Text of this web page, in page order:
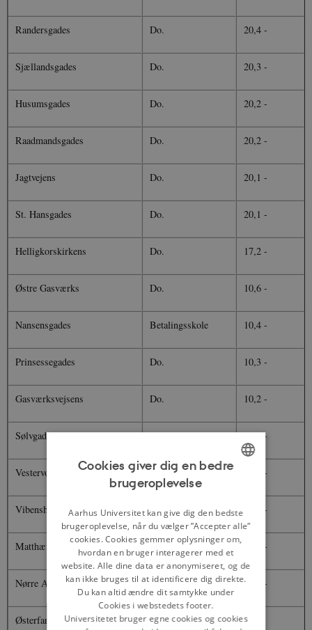
Randersgades Do. 20,4 -
Sjællandsgades Do. 20,3 -
Husumsgades Do. 20,2 -
Raadmandsgades Do. 20,2 -
Jagtvejens Do. 20,1 -
St. Hansgades Do. 20,1 -
Helligkorskirkens Do. 17,2 -
Østre Gasværks Do. 10,6 -
Nansensgades Betalingsskole 10,4 -
Prinsessegades Do. 10,3 -
Gasværksvejsens Do. 10,2 -
Sølvgades Do. 10,2 -
Vestervoldgades Do. 10,2 -
Vibenshus Do. 10,1 -
Matthæusgades Betalingsskole 10,1 -
Nørre Allés Do. 10,0 -
Østerfarimagsgades Do. 8,0 -
DANISH
Cookies giver dig en bedre
brugeroplevelse
Aarhus Universitet kan give dig den bedste
brugeroplevelse, når du vælger ”Accepter alle”
cookies. Cookies gemmer oplysninger om,
hvordan en bruger interagerer med et
website. Alle dine data er anonymiseret, og de
kan ikke bruges til at identificere dig direkte.
Du kan altid ændre dit samtykke under
Cookies i webstedets footer.
Universitetet bruger egne cookies og cookies